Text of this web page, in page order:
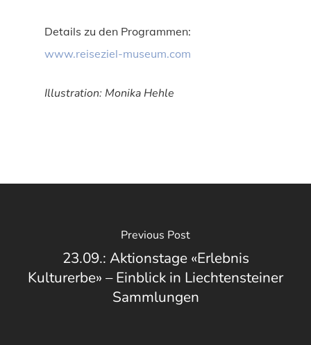
Details zu den Programmen:
www.reiseziel-museum.com
Illustration: Monika Hehle
Previous Post
23.09.: Aktionstage «Erlebnis
Kulturerbe» – Einblick in Liechtensteiner
Sammlungen